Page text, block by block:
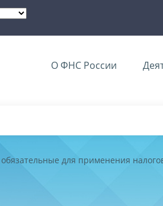
О ФНС России
для применения